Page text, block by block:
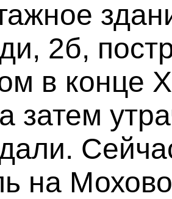
2б,
в конце
затем
на